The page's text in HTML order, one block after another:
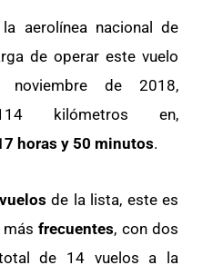
aerolínea nacional de
de operar este vuelo
de 2018,
kilómetros en,
horas y 50 minutos.
vuelosde la lista, este es
másfrecuentes, con dos
de 14 vuelos a la